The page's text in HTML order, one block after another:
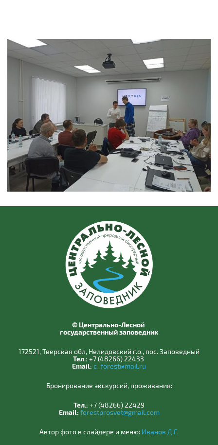
© Центрально-Лесной
государственный заповедник
172521, Тверская обл, Нелидовский г.о., пос. Заповедный
Тел.: +7 (48266) 22433
Email: c_forest@mail.ru
Бронирование экскурсий, проживания:
Тел.: +7 (48266) 22429
Email: forestprosvet@gmail.com
Автор фото в слайдере и меню: Иванов Д.Г.